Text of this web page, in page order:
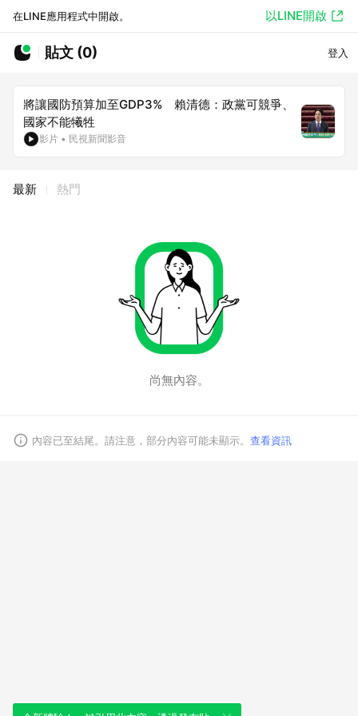
在LINE應用程式中開啟。 以LINE開啟
貼文 (0) 登入
將讓國防預算加至GDP3% 賴清德：政黨可競爭、
國家不能犧牲
影片 • 民視新聞影音
最新 熱門
尚無內容。
內容已至結尾。請注意，部分內容可能未顯示。 查看資訊